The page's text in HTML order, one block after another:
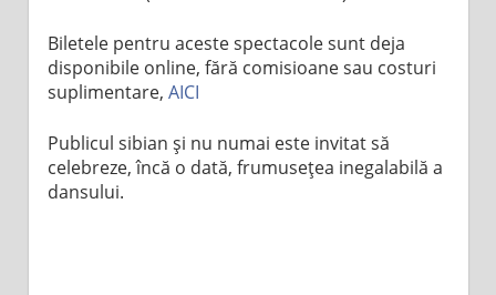
Biletele pentru aceste spectacole sunt deja
disponibile online, fără comisioane sau costuri
suplimentare, AICI
Publicul sibian și nu numai este invitat să
celebreze, încă o dată, frumusețea inegalabilă a
dansului.